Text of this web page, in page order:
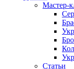
Мастер-
Статьи